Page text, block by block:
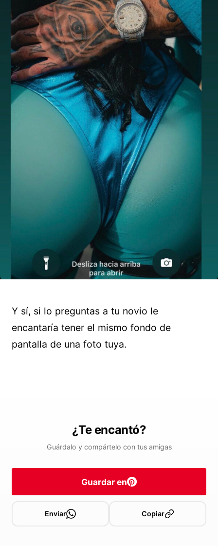
Y sí, si lo preguntas a tu novio le
encantaría tener el mismo fondo de
pantalla de una foto tuya.
¿Te encantó?
Guárdalo y compártelo con tus amigas
Guardar en
Enviar Copiar